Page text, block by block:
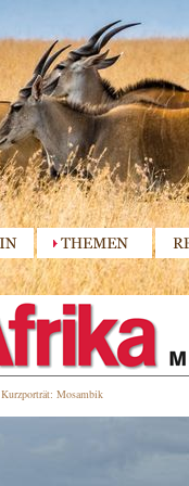
Kurzporträt: Mosambik